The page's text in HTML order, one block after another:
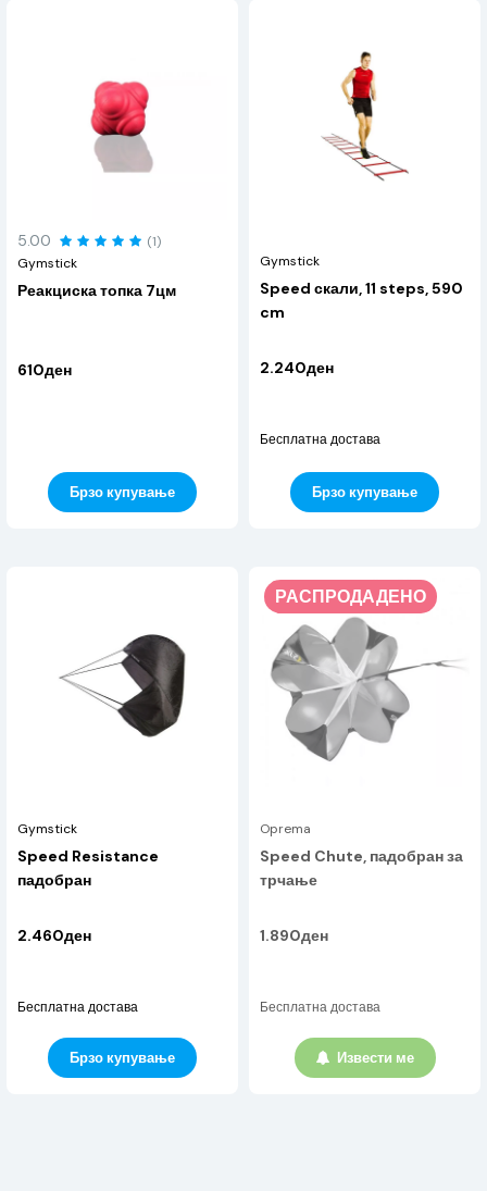
5.00
(1)
Gymstick
Реакциска топка 7цм
610ден
Брзо купување
Gymstick
Speed скали, 11 steps, 590
cm
2.240ден
Бесплатна достава
Брзо купување
Gymstick
Speed Resistance
падобран
2.460ден
Бесплатна достава
Брзо купување
РАСПРОДАДЕНО
Oprema
Speed Chute, падобран за
трчање
1.890ден
Бесплатна достава
Извести ме